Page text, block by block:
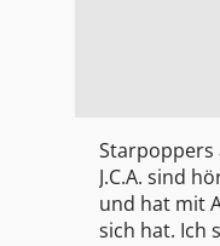
Starpoppers
J.C.A. sind
und hat mit
sich hat. Ich